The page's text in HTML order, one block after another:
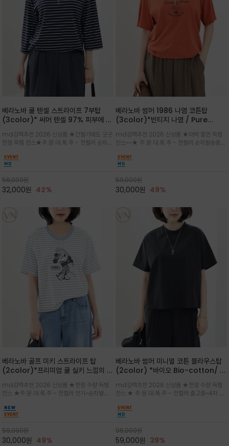
베라노바 쿨 텐셀 스트라이프 7부탑
(3color)* 써머 텐셀 97% 피부에 닿
소재
md강력추천 2026 신상품 ★간절기에도 굿굿
한정 득템 찬스★주.문.대.폭.주 - 전컬러 순차발
있는 드롭숄더와 7부 소매가 더해져 팔 라인을
자연스럽게 커버해주는 아이템/얇고 가벼운 터
치감으로 편안
56,000원
32,000원 42%
베라노바 썸머 1986 나염 코튼탑
(3color)*빈티지 나염 / Pure
어도 룩에 감도가 살아나는 베라노바 스
튜디오 티셔츠
md강력추천 2026 신상품 ★대박 할인 득템
찬스~~★ 주.문.대.폭.주 - 전컬러 순차발송중
유 있는 핏과 경쾌한 기장감이 자연스럽게 체형
을 커버/빈티지한 레터링 프린트가 은근한 포인
트가 되어 데님이나 린넨 팬츠와 감
59,000원
30,000원 49%
베라노바 골프 미키 스트라이프 탑
(2color)*프리미엄 쿨 실키 느낌의 폴
내 ★골프 미키티 포함 구매및 20만원
넘는 구매고객님께는 타이틀리스트 베라
노바 골프공 2피스 3구 증정(소진시 마
감)★
md강력추천 2026 신상품 ★한정 수량 득템
찬스 ★주.문.대.폭.주 - 전컬러 인기~순차발송
이프가 산뜻한 컬러감을 연출/안정감 있는 라운
드 넥라인과 여유있는 스탠다드 핏으로 여름내내
이쁘게 입으세요 ^^
59,000원
30,000원 49%
베라노바 썸머 미니멀 코튼 블라우스탑
(2color) *바이오 Bio-cotton/ 시
럼 편안하지만 블라우스처럼 단정한 무
드가 느껴지는 코튼 블라우스 탑
md강력추천 2026 신상품 ★한정 수량 득템
찬스 ★ 주.문.대.폭.주 - 전컬러 출고중~4차 리
볍게 퍼지는 박시한 실루엣과 크롭 기장이 하체
를 길어 보이게 해주며 와이드 팬츠와 셋업
98,000원
59,000원 39%